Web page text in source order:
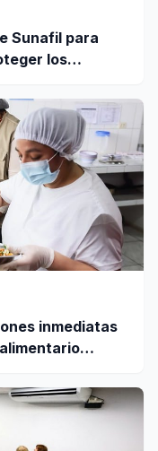
Sunafil para
los
inmediatas